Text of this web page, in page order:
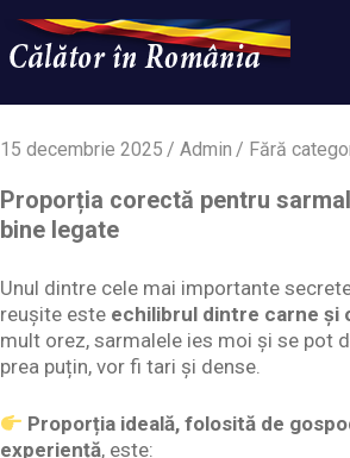
content
Calatorinromania
simplu
WordPress
15 decembrie 2025 Admin Fără
Proporția corectă pentru
bine legate
Unul dintre cele mai importante
reușite este echilibrul dintre carne și
mult orez, sarmalele ies moi și se pot
prea puțin, vor fi tari și dense.
Proporția ideală, folosită de
experiență, este: